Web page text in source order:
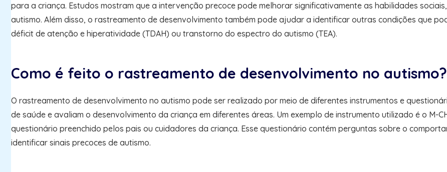
para a criança. Estudos mostram que a intervenção precoce pode melhorar significativamente as habilidades
autismo. Além disso, o rastreamento de desenvolvimento também pode ajudar a identificar outras condições que
déficit de atenção e hiperatividade (TDAH) ou transtorno do espectro do autismo (TEA).
Como é feito o rastreamento de desenvolvimento no autismo?
O rastreamento de desenvolvimento no autismo pode ser realizado por meio de diferentes instrumentos e
de saúde e avaliam o desenvolvimento da criança em diferentes áreas. Um exemplo de instrumento utilizado é o M-
questionário preenchido pelos pais ou cuidadores da criança. Esse questionário contém perguntas sobre o
identificar sinais precoces de autismo.